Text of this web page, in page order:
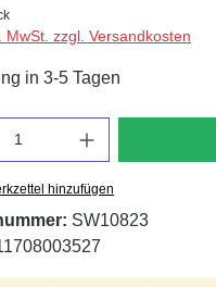
MwSt. zzgl. Versandkosten
in 3-5 Tagen
hinzufügen
SW10823